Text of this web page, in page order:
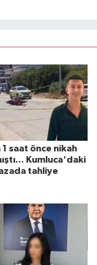
saat önce nikah
Kumluca'daki
tahliye